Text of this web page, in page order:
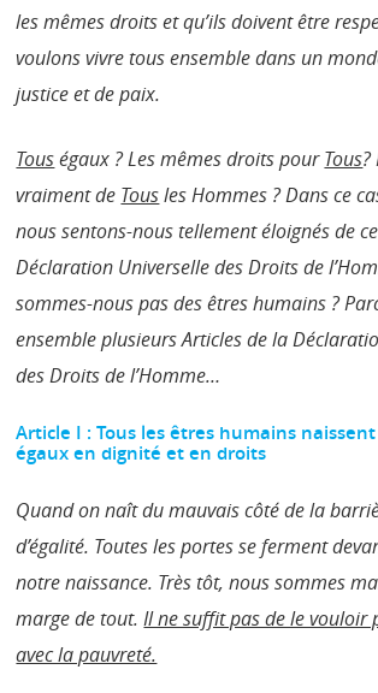
les mêmes droits et qu’ils doivent être
voulons vivre tous ensemble dans un
justice et de paix.
Touségaux ? Les mêmes droits pourTous
vraiment de Tousles Hommes ? Dans ce
nous sentons-nous tellement éloignés de
Déclaration Universelle des Droits de
sommes-nous pas des êtres humains ?
ensemble plusieurs Articles de la
des Droits de l’Homme…
Article I : Tous les êtres humains
égaux en dignité et en droits
Quand on naît du mauvais côté de la
d’égalité. Toutes les portes se ferment
notre naissance. Très tôt, nous sommes
marge de tout.Il ne suffit pas de le vouloir
avec la pauvreté.